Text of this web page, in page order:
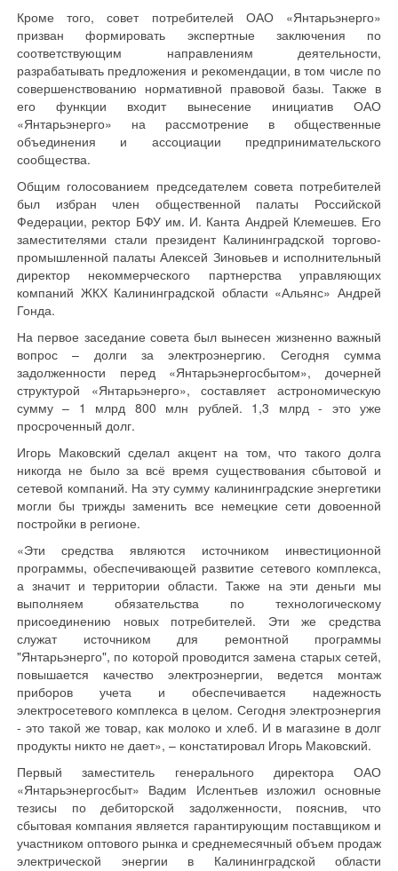
Кроме того, совет потребителей ОАО «Янтарьэнерго»
призван формировать экспертные заключения по
соответствующим направлениям деятельности,
разрабатывать предложения и рекомендации, в том числе по
совершенствованию нормативной правовой базы. Также в
его функции входит вынесение инициатив ОАО
«Янтарьэнерго» на рассмотрение в общественные
объединения и ассоциации предпринимательского
сообщества.
Общим голосованием председателем совета потребителей
был избран член общественной палаты Российской
Федерации, ректор БФУ им. И. Канта Андрей Клемешев. Его
заместителями стали президент Калининградской торгово-
промышленной палаты Алексей Зиновьев и исполнительный
директор некоммерческого партнерства управляющих
компаний ЖКХ Калининградской области «Альянс» Андрей
Гонда.
На первое заседание совета был вынесен жизненно важный
вопрос – долги за электроэнергию. Сегодня сумма
задолженности перед «Янтарьэнергосбытом», дочерней
структурой «Янтарьэнерго», составляет астрономическую
сумму – 1 млрд 800 млн рублей. 1,3 млрд - это уже
просроченный долг.
Игорь Маковский сделал акцент на том, что такого долга
никогда не было за всё время существования сбытовой и
сетевой компаний. На эту сумму калининградские энергетики
могли бы трижды заменить все немецкие сети довоенной
постройки в регионе.
«Эти средства являются источником инвестиционной
программы, обеспечивающей развитие сетевого комплекса,
а значит и территории области. Также на эти деньги мы
выполняем обязательства по технологическому
присоединению новых потребителей. Эти же средства
служат источником для ремонтной программы
"Янтарьэнерго", по которой проводится замена старых сетей,
повышается качество электроэнергии, ведется монтаж
приборов учета и обеспечивается надежность
электросетевого комплекса в целом. Сегодня электроэнергия
- это такой же товар, как молоко и хлеб. И в магазине в долг
продукты никто не дает», – констатировал Игорь Маковский.
Первый заместитель генерального директора ОАО
«Янтарьэнергосбыт» Вадим Ислентьев изложил основные
тезисы по дебиторской задолженности, пояснив, что
сбытовая компания является гарантирующим поставщиком и
участником оптового рынка и среднемесячный объем продаж
электрической энергии в Калининградской области